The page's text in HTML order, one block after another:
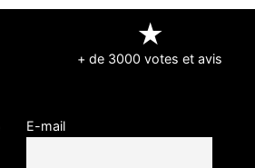
★
+ de 3000 votes et avis
E-mail